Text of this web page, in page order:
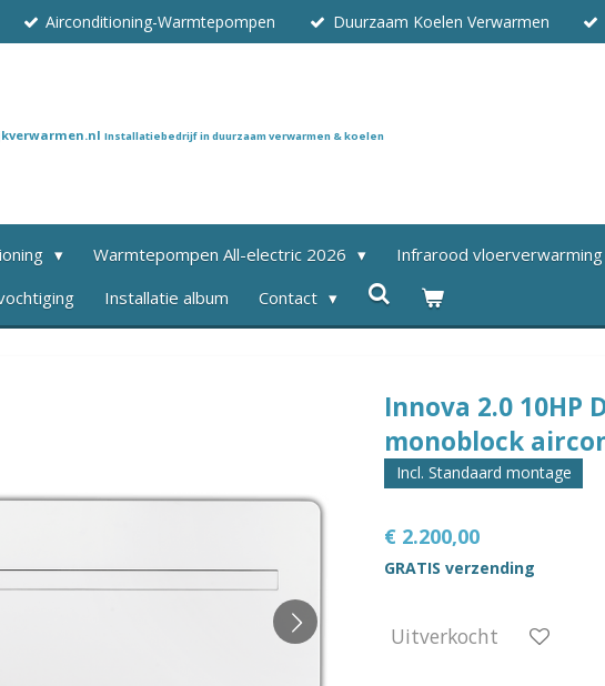
Airconditioning-Warmtepompen Duurzaam Koelen Verwarmen
Installatiebedrijf in duurzaam verwarmen & koelen
Warmtepompen All-electric 2026
Infrarood
Installatie album Contact
Innova 2.0 10HP
monoblock
Incl. Standaard montage
€ 2.200,00
GRATIS verzending
Uitverkocht